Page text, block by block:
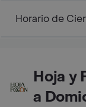
Horario de
Hoja y
a